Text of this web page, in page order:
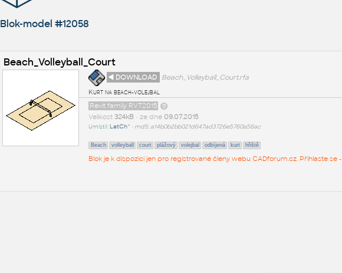
Blok-model #12058
Beach_Volleyball_Court
◄ DOWNLOAD
Beach_Volleyball_Court.rfa
Kurt na beach-volejbal
Revit family RVT2015
Velikost 324kB• ze dne 09.07.2015
Umístil: LatCh^ • md5: a14b0b2bb021d647ad3726e5760a56ac
Beach volleyball court plážový volejbal odbíjená kurt hřiště
Blok je k dispozici jen pro registrované členy webu CADforum.cz. Přihlaste se -